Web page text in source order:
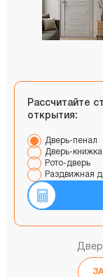
Рассчитайте
открытия:
Дверь-пенал
Дверь-книжка
Рото-дверь
Раздвижная